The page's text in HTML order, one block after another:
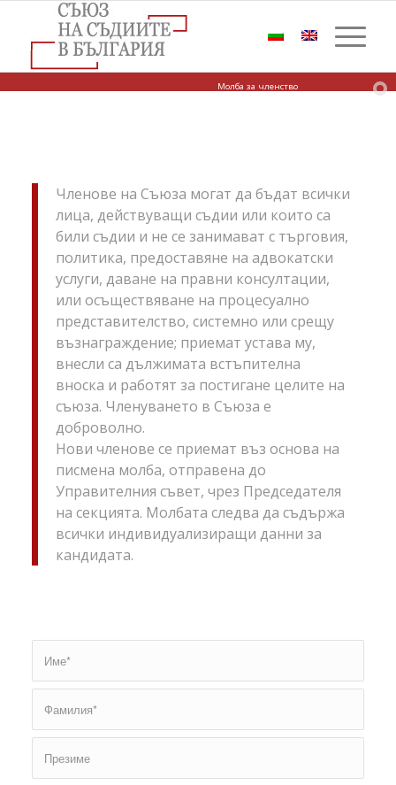
Молба за членство
Членове на Съюза могат да бъдат всички
лица, действуващи съдии или които са
били съдии и не се занимават с търговия,
политика, предоставяне на адвокатски
услуги, даване на правни консултации,
или осъществяване на процесуално
представителство, системно или срещу
възнаграждение; приемат устава му,
внесли са дължимата встъпителна
вноска и работят за постигане целите на
съюза. Членуването в Съюза е
доброволно.
Нови членове се приемат въз основа на
писмена молба, отправена до
Управителния съвет, чрез Председателя
на секцията. Молбата следва да съдържа
всички индивидуализиращи данни за
кандидата.